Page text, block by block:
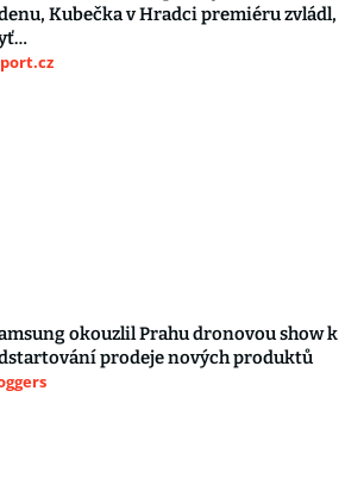
Kubečka v Hradci premiéru zvládl,
okouzlil Prahu dronovou show k
prodeje nových produktů